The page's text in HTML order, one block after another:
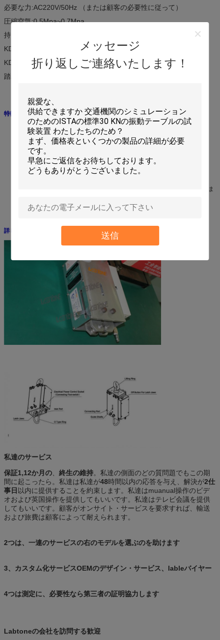
メッセージ
折り返しご連絡いたします！
送信
必要な力:AC220V/50Hz （または顧客の必要性に従って）
圧縮空気:0.5Mpa~0.7Mpa
持ち上がる装置:供給される顧客
KDT2000の重量:11kg （5kgである踏みスイッチを除いて、）
KDT2000のサイズ:345 x 235 x 145のmm
踏みスイッチのサイズ:270 x 200 x220 mm （H） Lx D X
特徴
耐久性および険しさのための高力アルミニウム構造
静かな操作および長い生命の間設計されている頑丈な産業ソレノイド
堅くされた鋼鉄カム ローラーは縦の低下を保障します
肯定的なロックの設計は電源切れの場合に負荷を解放しません
掛け金顎および連結の自動注油式の低い摩擦軸受け
踏みスイッチは金属の監視によって偶然の活発化を防ぐためにカバーされま
踏みスイッチは便利な組み立ておよび貯蔵のために取り外します
詳しい映像
私達のサービス
保証1,12か月の
終生の維持。私達の側面のどの質問題でもこの期
間に起こったら。私達は私達が48時間以内の応答を与え、解決が2仕
事日以内に提供することを約束します。私達はmuanual操作のビデ
オおよび英国操作を提供してもいいです。私達はテレビ会議を提供
してもいいです。顧客がオンサイト・サービスを要求すれば、輸送
および旅費は顧客によって耐えられます。
2つは、一連のサービスの右のモデルを選ぶのを助けます
3、カスタム化サービスOEMのデザイン・サービス、 lableバイヤー
4つは測定に、必要性なら第三者の証明協力します
Labtoneの会社を訪問する歓迎